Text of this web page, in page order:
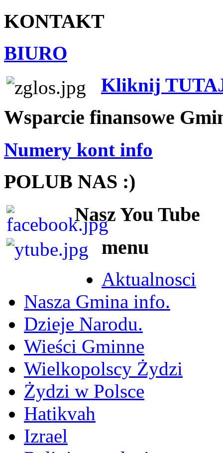
KONTAKT
BIURO
Kliknij
Wsparcie finansowe
Numery kont info
POLUB NAS :)
Nasz You Tube
menu
Aktualnosci
Nasza Gmina info.
Dzieje Narodu.
Wieści Gminne
Wielkopolscy Żydzi
Żydzi w Polsce
Hatikvah
Izrael